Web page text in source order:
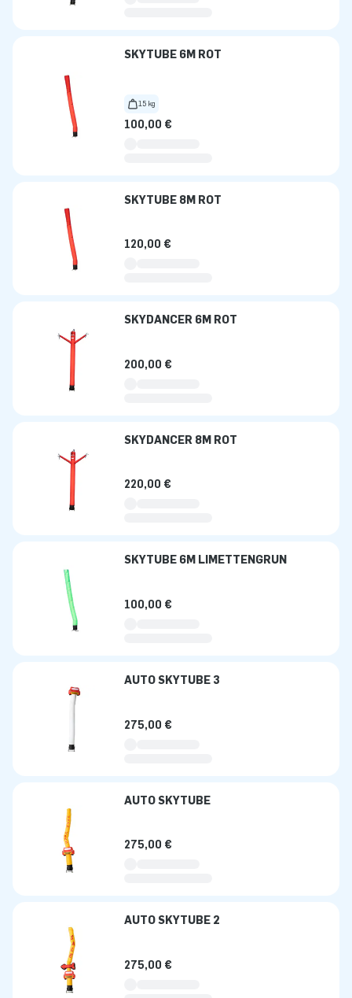
SKYTUBE 6M ROT
15 kg
100,00 €
SKYTUBE 8M ROT
120,00 €
SKYDANCER 6M ROT
200,00 €
SKYDANCER 8M ROT
220,00 €
SKYTUBE 6M LIMETTENGRÜN
100,00 €
AUTO SKYTUBE 3
275,00 €
AUTO SKYTUBE
275,00 €
AUTO SKYTUBE 2
275,00 €